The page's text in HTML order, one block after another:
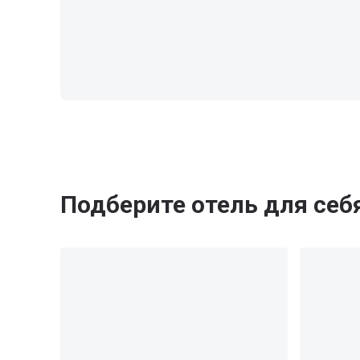
Подберите отель для